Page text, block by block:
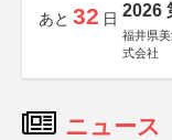
あと 32 日 2026
福井県
式会社
ニュース